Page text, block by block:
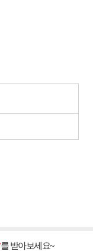
를 받아보세요~